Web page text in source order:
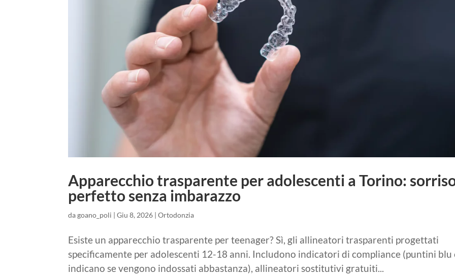
Apparecchio trasparente per adolescenti a Torino:
perfetto senza imbarazzo
dagoano_poli |Giu 8, 2026 |Ortodonzia
Esiste un apparecchio trasparente per teenager? Sì, gli allineatori trasparenti progettati
specificamente per adolescenti 12-18 anni. Includono indicatori di compliance (puntini blu
indicano se vengono indossati abbastanza), allineatori sostitutivi gratuiti...